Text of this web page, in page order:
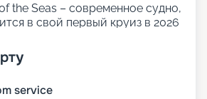
the Seas – современное судно,
в свой первый круиз в 2026
и показателям
Oasis. 20 палуб лайнера
огромное количество
развлечений для взрослых
service